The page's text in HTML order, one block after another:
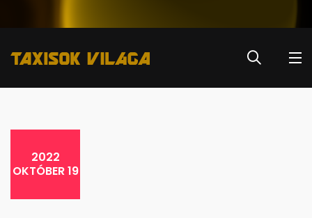
2022
OKTÓBER 19